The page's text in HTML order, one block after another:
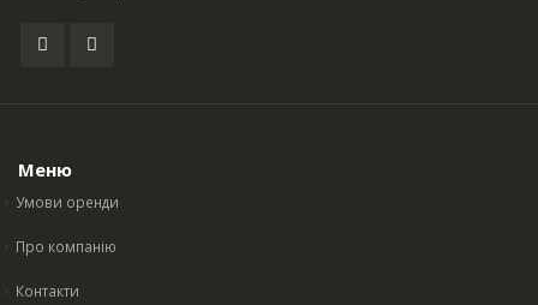
Меню
Умови оренди
Про компанію
Контакти